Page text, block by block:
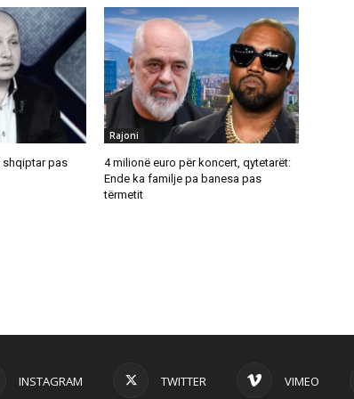
shqiptar pas
Rajoni
4 milionë euro për koncert, qytetarët:
Ende ka familje pa banesa pas
tërmetit
INSTAGRAM TWITTER VIMEO